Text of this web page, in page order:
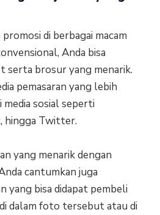
di berbagai macam
Anda bisa
serta brosur yang menarik.
pemasaran yang lebih
media sosial seperti
hingga Twitter.
yang menarik dengan
cantumkan juga
yang bisa didapat pembeli
dalam foto tersebut atau di